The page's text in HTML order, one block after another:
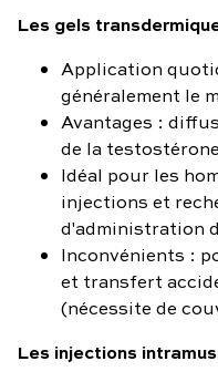
Les gels
Application
généralement le
Avantages :
de la
Idéal pour les
injections et
d'administration
Inconvénients :
et transfert
(nécessite de
Les injections